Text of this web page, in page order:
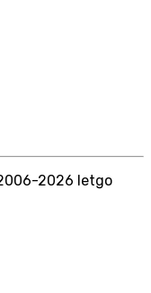
2026 letgo